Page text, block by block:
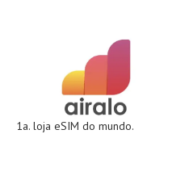
1a. loja eSIM do mundo.